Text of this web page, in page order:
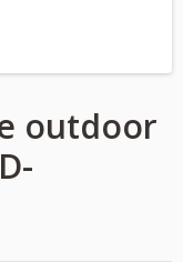
outdoor